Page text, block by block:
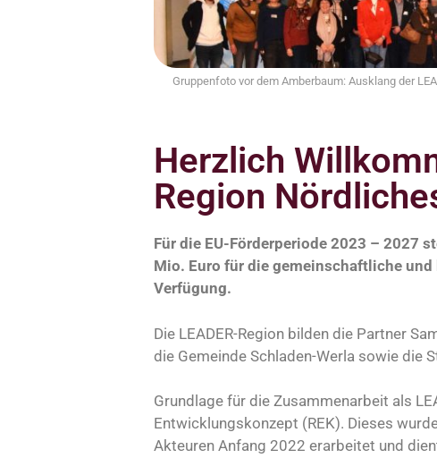
Gruppenfoto vor dem Amberbaum: Ausklang der
Herzlich
Region
Für die EU-Förderperiode 2023 – 2027
Mio. Euro für die gemeinschaftliche
Verfügung.
Die LEADER-Region bilden die Partner
die Gemeinde Schladen-Werla sowie die
Grundlage für die Zusammenarbeit als
Entwicklungskonzept (REK). Dieses
Akteuren Anfang 2022 erarbeitet und